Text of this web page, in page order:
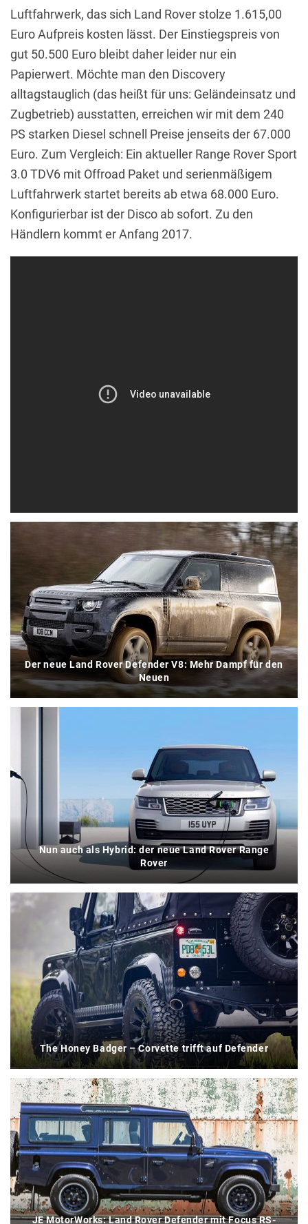
Luftfahrwerk, das sich Land Rover stolze 1.615,00
Euro Aufpreis kosten lässt. Der Einstiegspreis von
gut 50.500 Euro bleibt daher leider nur ein
Papierwert. Möchte man den Discovery
alltagstauglich (das heißt für uns: Geländeinsatz und
Zugbetrieb) ausstatten, erreichen wir mit dem 240
PS starken Diesel schnell Preise jenseits der 67.000
Euro. Zum Vergleich: Ein aktueller Range Rover Sport
3.0 TDV6 mit Offroad Paket und serienmäßigem
Luftfahrwerk startet bereits ab etwa 68.000 Euro.
Konfigurierbar ist der Disco ab sofort. Zu den
Händlern kommt er Anfang 2017.
Der neue Land Rover Defender V8: Mehr Dampf für den
Neuen
Nun auch als Hybrid: der neue Land Rover Range
Rover
The Honey Badger – Corvette trifft auf Defender
JE MotorWorks: Land Rover Defender mit Focus RS-